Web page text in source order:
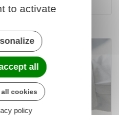
to activate
all
all cookies
policy